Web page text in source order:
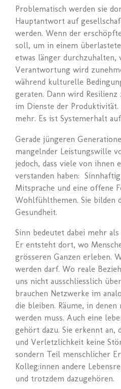
Problematisch werden sie
Hauptantwort auf
werden. Wenn der
soll, um in einem
etwas länger durchzuhalten,
Verantwortung wird
während kulturelle
geraten. Dann wird
im Dienste der Produktivität.
mehr. Es ist Systemerhalt
Gerade jüngeren
mangelnder Leistungswille
jedoch, dass viele von ihnen
verstanden haben:
Mitsprache und eine offene
Wohlfühlthemen. Sie bilden
Gesundheit.
Sinn bedeutet dabei mehr
Er entsteht dort, wo
grösseren Ganzen erleben.
werden darf. Wo reale
uns nicht ausschliesslich
brauchen Netzwerke im
die bleiben. Räume, in
werden muss. Auch eine
gehört dazu. Sie erkennt an,
und Verletzlichkeit keine
sondern Teil menschlicher
Kolleg:innen andere
und trotzdem dazugehören.